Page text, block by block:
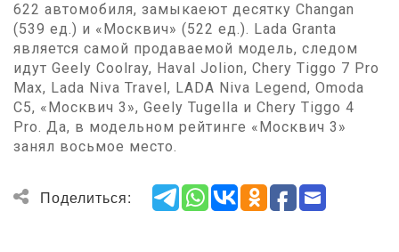
622 автомобиля, замыкаеют десятку Changan
(539 ед.) и «Москвич» (522 ед.). Lada Granta
является самой продаваемой модель, следом
идут Geely Coolray, Haval Jolion, Chery Tiggo 7 Pro
Max, Lada Niva Travel, LADA Niva Legend, Omoda
C5, «Москвич 3», Geely Tugella и Chery Tiggo 4
Pro. Да, в модельном рейтинге «Москвич 3»
занял восьмое место.
Поделиться: